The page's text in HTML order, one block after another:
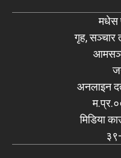
मधेस
गृह, सञ्चार
अनलाइन
मिडिया